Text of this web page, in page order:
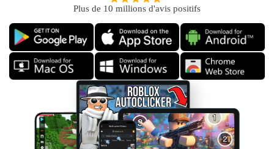
Plus de 10 millions d'avis positifs